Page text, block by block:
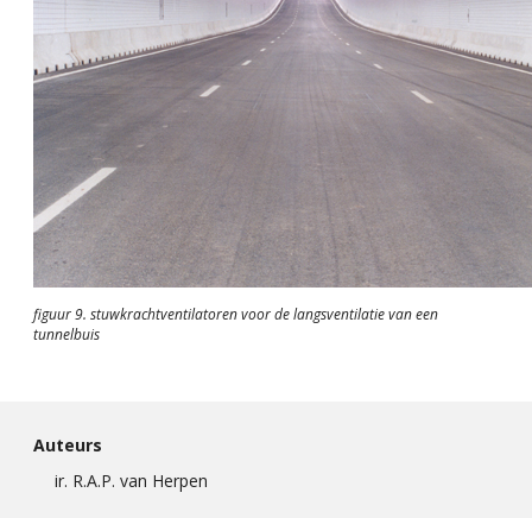
figuur 9. stuwkrachtventilatoren voor de langsventilatie van een
tunnelbuis
Auteurs
ir. R.A.P. van Herpen